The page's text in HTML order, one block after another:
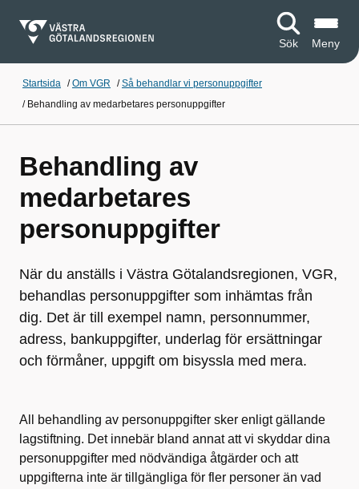
Sök Meny
Startsida /Om VGR /Så behandlar vi personuppgifter
/ Behandling av medarbetares personuppgifter
Behandling av
medarbetares
personuppgifter
När du anställs i Västra Götalandsregionen, VGR,
behandlas personuppgifter som inhämtas från
dig. Det är till exempel namn, personnummer,
adress, bankuppgifter, underlag för ersättningar
och förmåner, uppgift om bisyssla med mera.
All behandling av personuppgifter sker enligt gällande
lagstiftning. Det innebär bland annat att vi skyddar dina
personuppgifter med nödvändiga åtgärder och att
uppgifterna inte är tillgängliga för fler personer än vad